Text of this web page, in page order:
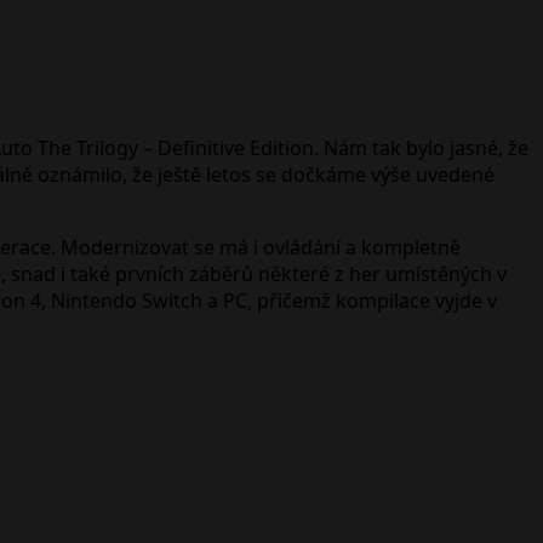
The Trilogy – Definitive Edition. Nám tak bylo jasné, že
oznámilo, že ještě letos se dočkáme výše uvedené
Modernizovat se má i ovládání a kompletně
i také prvních záběrů některé z her umístěných v
4, Nintendo Switch a PC, přičemž kompilace vyjde v